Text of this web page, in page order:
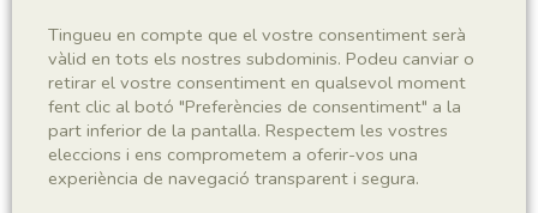
MSE 532 a-b
Taxonomia
Regne
Animalia
Phyllum
Chordata
Tingueu en compte que el vostre consentiment serà
vàlid en tots els nostres subdominis. Podeu canviar o
retirar el vostre consentiment en qualsevol moment
fent clic al botó "Preferències de consentiment" a la
part inferior de la pantalla. Respectem les vostres
eleccions i ens comprometem a oferir-vos una
experiència de navegació transparent i segura.